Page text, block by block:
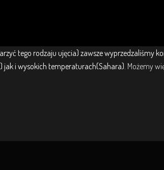
tego rodzaju ujęcia) zawsze wyprzedzaliśmy
jak i wysokich temperaturach(Sahara). Możemy